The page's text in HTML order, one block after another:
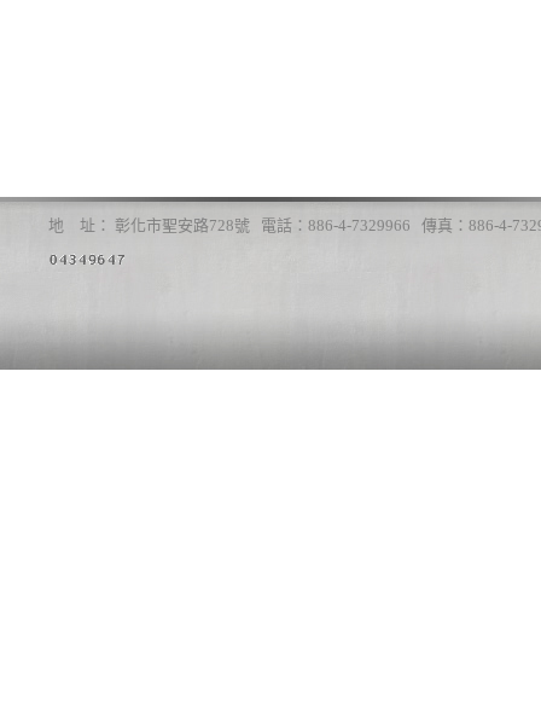
地 址： 彰化市聖安路728號 電話：886-4-7329966 傳真：886-4-